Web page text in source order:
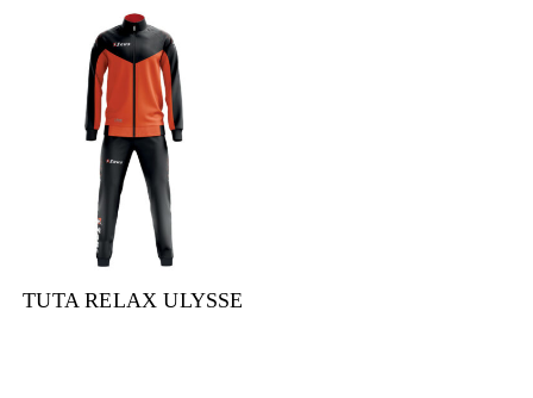
TUTA RELAX ULYSSE